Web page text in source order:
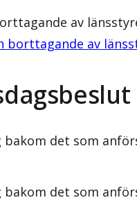
av
borttagande av
bakom det som
bakom det som